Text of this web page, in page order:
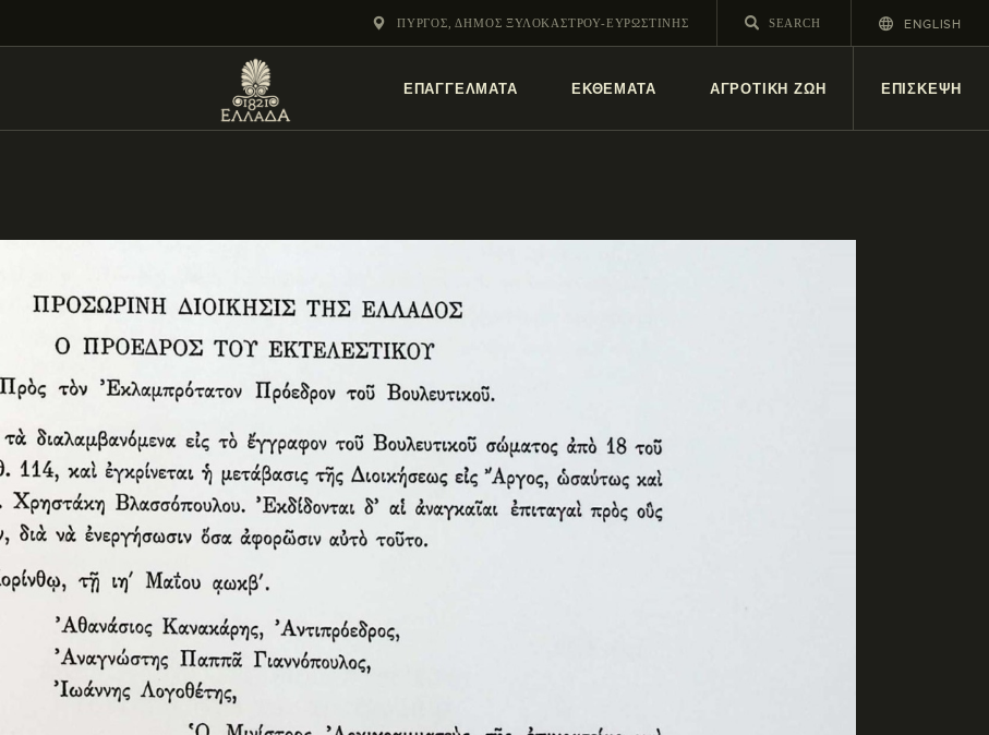
ΠΎΡΓΟΣ, ΔΗΜΟΣ ΞΥΛΟΚΑΣΤΡΟΥ-ΕΥΡΩΣΤΙΝΗΣ ENGLISH
ΕΠΑΓΓΕΛΜΑΤΑ ΕΚΘΕΜΑΤΑ ΑΓΡΟΤΙΚΗ ΖΩΗ ΕΠΙΣΚΕΨΗ
ΞΥΛΌΚΑΣΤΡΟ –
ΕΥΡΩΣΤΊΝΗ